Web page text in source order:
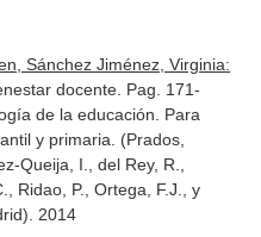
Sánchez Jiménez, Virginia:
docente. Pag. 171-
de la educación. Para
y primaria. (Prados,
Queija, I., del Rey, R.,
Ridao, P., Ortega, F.J., y
2014